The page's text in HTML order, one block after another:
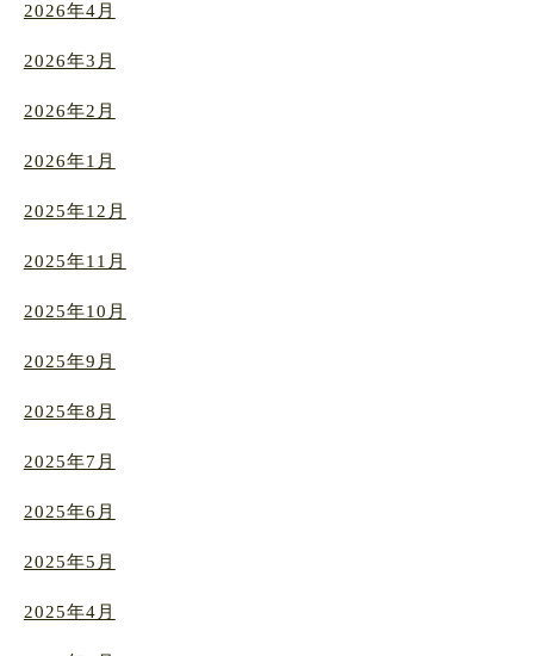
2026年4月
2026年3月
2026年2月
2026年1月
2025年12月
2025年11月
2025年10月
2025年9月
2025年8月
2025年7月
2025年6月
2025年5月
2025年4月